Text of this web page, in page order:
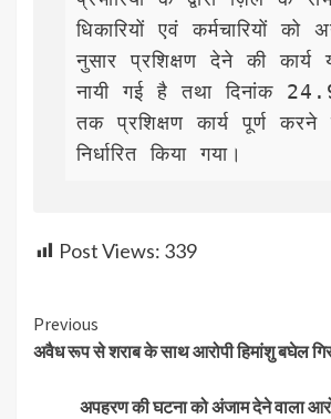
धिकारियों एवं कर्मचारियों को
नुसार प्रशिक्षण देने की कार्य
नायी गई है तथा दिनांक
तक प्रशिक्षण कार्य पूर्ण करने
निर्धारित किया गया।
Post Views: 339
Continue
Reading
Previous
अवैध रूप से शराब के साथ आरोपी हिमांशु बघेल
अपहरण की घटना को अंजाम देने वाला